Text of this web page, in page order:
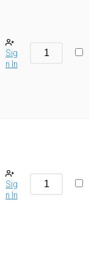
Sig
n In
Sig
n In